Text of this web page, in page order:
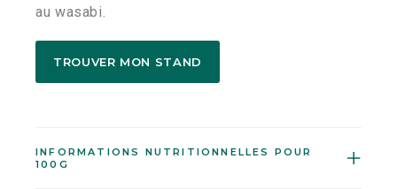
au wasabi.
TROUVER MON STAND
INFORMATIONS NUTRITIONNELLES POUR
100G